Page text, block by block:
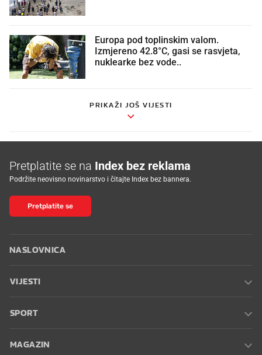
Europa pod toplinskim valom.
Izmjereno 42.8°C, gasi se rasvjeta,
nuklearke bez vode..
PRIKAŽI JOŠ VIJESTI
Pretplatite se na Index bez reklama
Podržite neovisno novinarstvo i čitajte Index bez bannera.
Pretplatite se
NASLOVNICA
VIJESTI
SPORT
MAGAZIN